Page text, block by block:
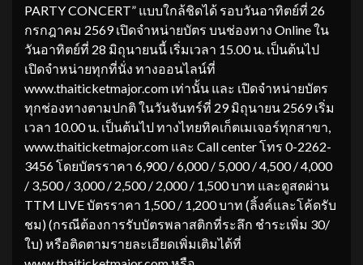
PARTY CONCERT” แบบใกล้ชิดได้ รอบวันอาทิตย์ที่ 26
กรกฎาคม 2569 เปิดจำหน่ายบัตร บนช่องทาง Online ใน
วันอาทิตย์ที่ 28 มิถุนายนนี้ เริ่มเวลา 15.00 น. เป็นต้นไป
เปิดจำหน่ายทุกที่นั่ง ทางออนไลน์ที่
www.thaiticketmajor.com เท่านั้น และ เปิดจำหน่ายบัตร
ทุกช่องทางตามปกติ ในวันจันทร์ที่ 29 มิถุนายน 2569 เริ่ม
เวลา 10.00 น. เป็นต้นไป ทางไทยทิคเก็ตเมเจอร์ทุกสาขา,
www.thaiticketmajor.com และ Call center โทร 0-2262-
3456 โดยบัตรราคา 6,900 / 6,000 / 5,000 / 4,500 / 4,000
/ 3,500 / 3,000 / 2,500 / 2,000 / 1,500 บาท และดูสดผ่าน
TTM LIVE บัตรราคา 1,500 / 1,200 บาท (ลิ้งค์และโค้ดรับ
ชม) (กรณีต้องการรับบัตรพลาสติกที่ระลึก ชำระเพิ่ม 30/
ใบ) หรือติดตามรายละเอียดเพิ่มเติมได้ที่